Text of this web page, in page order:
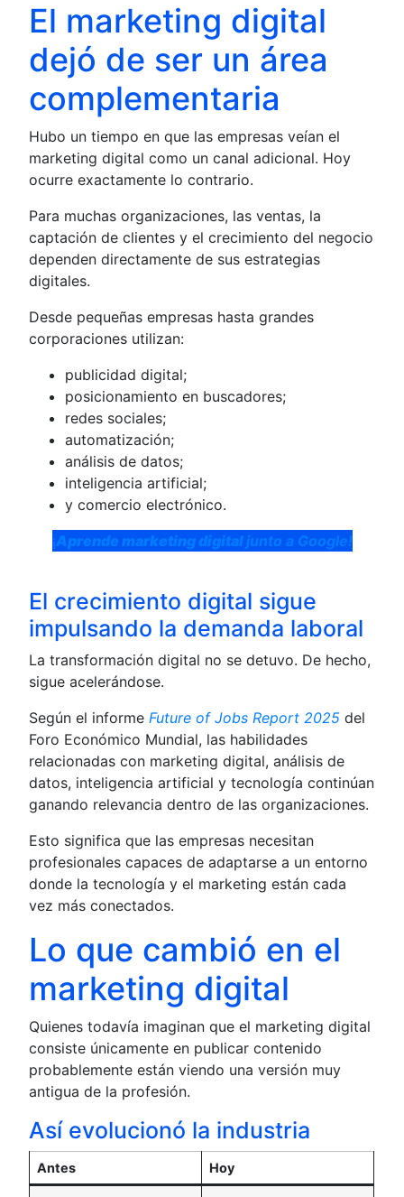
El marketing digital
dejó de ser un área
complementaria
Hubo un tiempo en que las empresas veían el
marketing digital como un canal adicional. Hoy
ocurre exactamente lo contrario.
Para muchas organizaciones, las ventas, la
captación de clientes y el crecimiento del negocio
dependen directamente de sus estrategias
digitales.
Desde pequeñas empresas hasta grandes
corporaciones utilizan:
publicidad digital;
posicionamiento en buscadores;
redes sociales;
automatización;
análisis de datos;
inteligencia artificial;
y comercio electrónico.
¡Aprende marketing digitaljunto a Google!
El crecimiento digital sigue
impulsando la demanda laboral
La transformación digital no se detuvo. De hecho,
sigue acelerándose.
Según el informeFuture of Jobs Report 2025 del
Foro Económico Mundial, las habilidades
relacionadas con marketing digital, análisis de
datos, inteligencia artificial y tecnología continúan
ganando relevancia dentro de las organizaciones.
Esto significa que las empresas necesitan
profesionales capaces de adaptarse a un entorno
donde la tecnología y el marketing están cada
vez más conectados.
Lo que cambió en el
marketing digital
Quienes todavía imaginan que el marketing digital
consiste únicamente en publicar contenido
probablemente están viendo una versión muy
antigua de la profesión.
Así evolucionó la industria
Antes Hoy